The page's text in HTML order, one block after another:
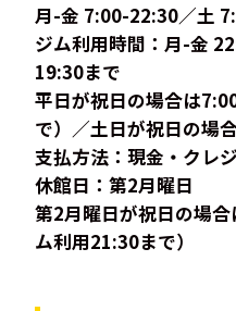
月-金 7:00-22:30／土
ジム利用時間：月-金
19:30まで
平日が祝日の場合は
で）／土日が祝日の場
支払方法：現金・クレ
休館日：第2月曜日
第2月曜日が祝日の場
ム利用21:30まで）